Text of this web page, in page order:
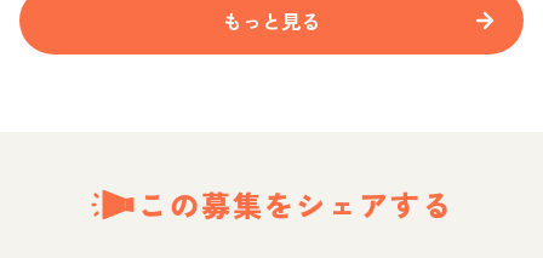
もっと見る
この募集をシェアする